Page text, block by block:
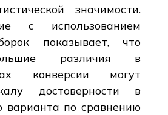
значимости.
с использованием
показывает, что
различия в
конверсии могут
достоверности в
варианта по сравнению